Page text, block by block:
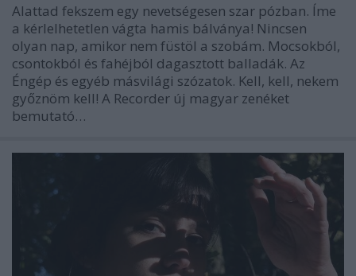
Alattad fekszem egy nevetségesen szar pózban. Íme
a kérlelhetetlen vágta hamis bálványa! Nincsen
olyan nap, amikor nem füstöl a szobám. Mocsokból,
csontokból és fahéjból dagasztott balladák. Az
Éngép és egyéb másvilági szózatok. Kell, kell, nekem
győznöm kell! A Recorder új magyar zenéket
bemutató…